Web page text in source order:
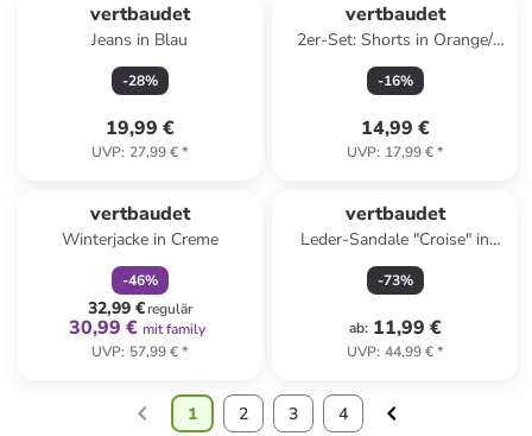
vertbaudet
Jeans in Blau
-28%
19,99 €
UVP: 27,99 €*
vertbaudet
2er-Set: Shorts in Orange/
Khaki
-16%
14,99 €
UVP: 17,99 €*
vertbaudet
Winterjacke in Creme
-46%
32,99 €regulär
30,99 € mit family
UVP: 57,99 €*
vertbaudet
Leder-Sandale "Croise" in
Braun
-73%
ab: 11,99 €
UVP: 44,99 €*
1 2 3 4